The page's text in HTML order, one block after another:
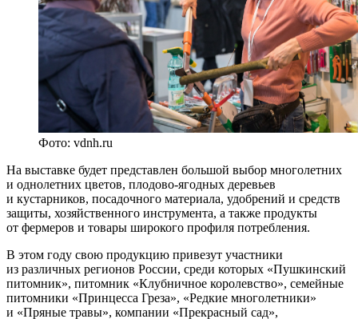
Фото: vdnh.ru
На выставке будет представлен большой выбор многолетних
и однолетних цветов, плодово-ягодных деревьев
и кустарников, посадочного материала, удобрений и средств
защиты, хозяйственного инструмента, а также продукты
от фермеров и товары широкого профиля потребления.
В этом году свою продукцию привезут участники
из различных регионов России, среди которых «Пушкинский
питомник», питомник «Клубничное королевство», семейные
питомники «Принцесса Греза», «Редкие многолетники»
и «Пряные травы», компании «Прекрасный сад»,